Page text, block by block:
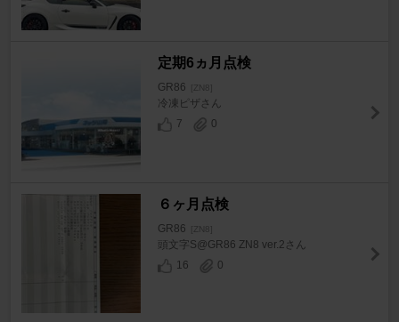
定期6ヵ月点検
GR86 [ZN8]
冷凍ピザさん
7
0
６ヶ月点検
GR86 [ZN8]
頭文字S@GR86 ZN8 ver.2さん
16
0